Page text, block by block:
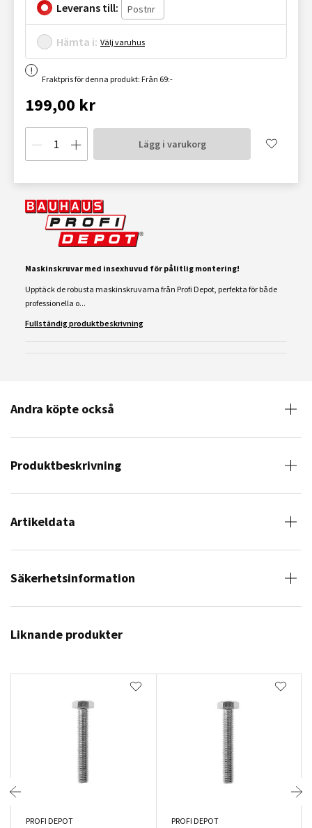
Leverans till:
Hämta i: Välj varuhus
Fraktpris för denna produkt: Från 69:-
199,00 kr
Lägg i varukorg
Maskinskruvar med insexhuvud för pålitlig montering!
Upptäck de robusta maskinskruvarna från Profi Depot, perfekta för både
professionella o...
Fullständig produktbeskrivning
Andra köpte också
Produktbeskrivning
Artikeldata
Säkerhetsinformation
Liknande produkter
PROFI DEPOT PROFI DEPOT